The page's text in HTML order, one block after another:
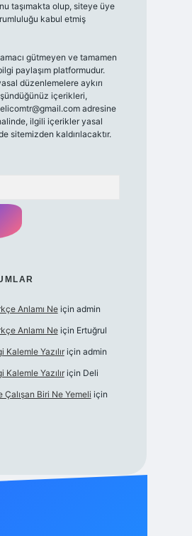
taşımakta olup, siteye üye
kabul etmiş
gütmeyen ve tamamen
paylaşım platformudur.
düzenlemelere aykırı
içerikleri,
adresine
ilgili içerikler yasal
sitemizden kaldırılacaktır.
Anlamı Neiçin admin
Anlamı Neiçin Ertuğrul
Kalemle Yazılıriçin admin
Kalemle Yazılıriçin Deli
Çalışan Biri Ne Yemeli için